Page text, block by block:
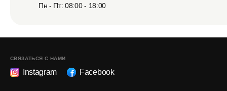
Пн - Пт: 08:00 - 18:00
СВЯЗАТЬСЯ С НАМИ
Instagram Facebook